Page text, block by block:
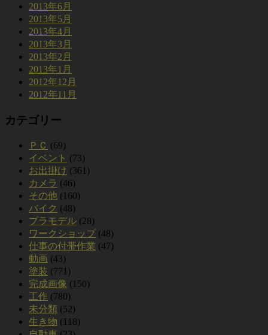
2013年6月
2013年5月
2013年4月
2013年3月
2013年2月
2013年1月
2012年12月
2012年11月
カテゴリー
ＰＣ (69)
イベント (73)
お出掛け (361)
カメラ (46)
その他 (160)
バイク (48)
プラモデル (28)
ワークショップ(48)
仕事の付帯作業 (47)
動画 (43)
塗装 (771)
完成画像 (150)
工作 (780)
未分類 (52)
生き物 (118)